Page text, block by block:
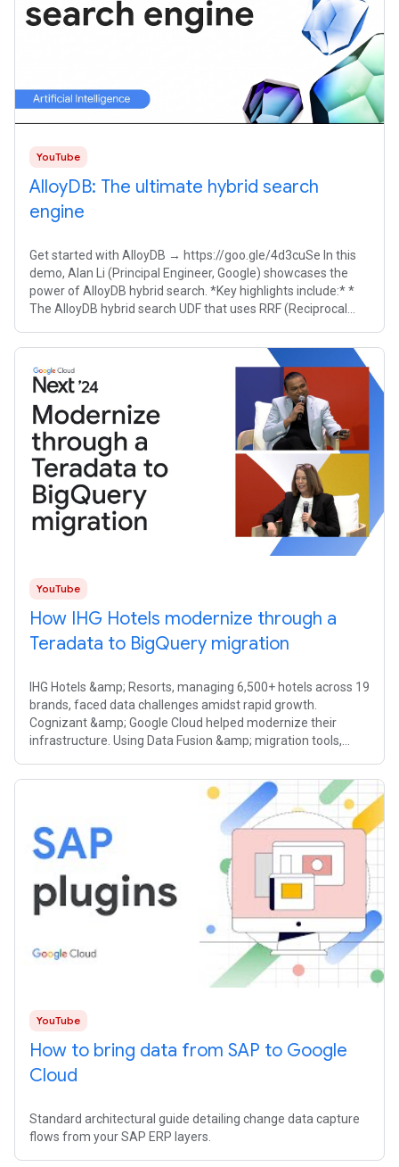
YouTube
AlloyDB: The ultimate hybrid search
engine
Get started with AlloyDB → https://goo.gle/4d3cuSe In this
demo, Alan Li (Principal Engineer, Google) showcases the
power of AlloyDB hybrid search. *Key highlights include:* *
The AlloyDB hybrid search UDF that uses RRF (Reciprocal
YouTube
How IHG Hotels modernize through a
Teradata to BigQuery migration
IHG Hotels &amp; Resorts, managing 6,500+ hotels across 19
brands, faced data challenges amidst rapid growth.
Cognizant &amp; Google Cloud helped modernize their
infrastructure. Using Data Fusion &amp; migration tools,
YouTube
How to bring data from SAP to Google
Cloud
Standard architectural guide detailing change data capture
flows from your SAP ERP layers.